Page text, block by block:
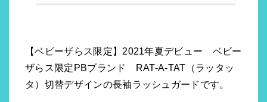
【ベビーザらス限定】2021年夏デビュー ベビー
ザらス限定PBブランド RAT-A-TAT（ラッタッ
タ）切替デザインの長袖ラッシュガードです。